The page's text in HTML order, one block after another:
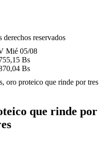
reservados
Mié 05/08
Bs
Bs
oro proteico que rinde por tres
que rinde por